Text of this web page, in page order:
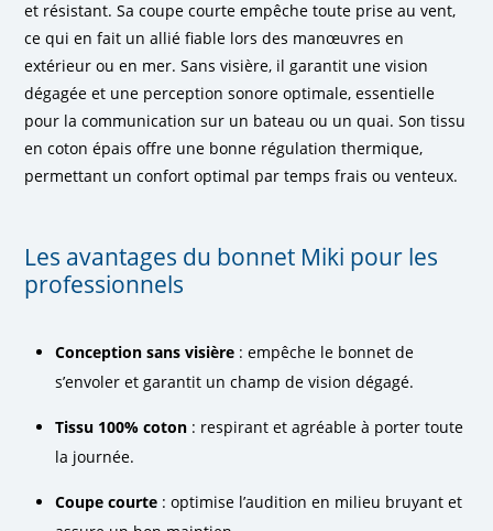
et résistant. Sa coupe courte empêche toute prise au vent,
ce qui en fait un allié fiable lors des manœuvres en
extérieur ou en mer. Sans visière, il garantit une vision
dégagée et une perception sonore optimale, essentielle
pour la communication sur un bateau ou un quai. Son tissu
en coton épais offre une bonne régulation thermique,
permettant un confort optimal par temps frais ou venteux.
Les avantages du bonnet Miki pour les
professionnels
Conception sans visière : empêche le bonnet de
s’envoler et garantit un champ de vision dégagé.
Tissu 100% coton : respirant et agréable à porter toute
la journée.
Coupe courte : optimise l’audition en milieu bruyant et